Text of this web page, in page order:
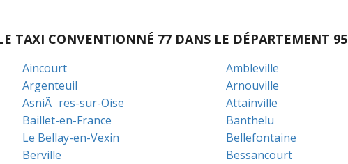
TAXI CONVENTIONNÉ 77 DANS LE DÉPARTEMENT 95
Aincourt Ambleville
Argenteuil Arnouville
AsniÃ¨res-sur-Oise Attainville
Baillet-en-France Banthelu
Le Bellay-en-Vexin Bellefontaine
Berville Bessancourt